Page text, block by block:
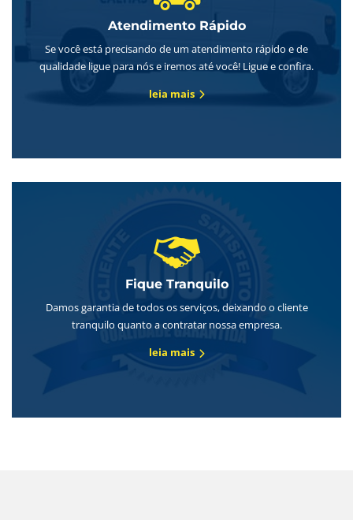
Atendimento Rápido
Se você está precisando de um atendimento rápido e de
qualidade ligue para nós e iremos até você! Ligue e confira.
leia mais
Fique Tranquilo
Damos garantia de todos os serviços, deixando o cliente
tranquilo quanto a contratar nossa empresa.
leia mais